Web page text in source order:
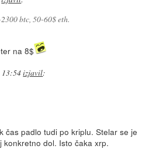
btc, 50-60$ eth.
na 8$
13:54izjavil:
čas padlo tudi po kriplu. Stelar se je
dol. Isto čaka xrp.